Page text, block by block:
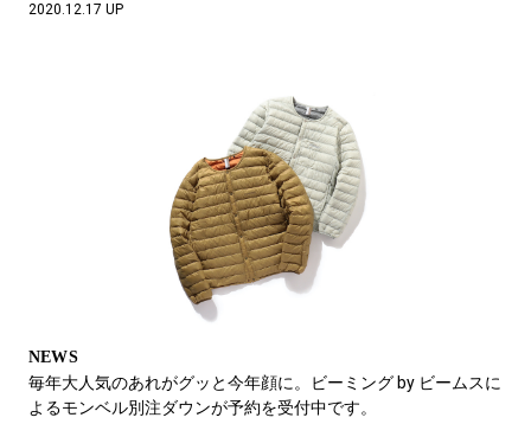
2020.12.17 UP
NEWS
毎年大人気のあれがグッと今年顔に。ビーミング by ビームスに
よるモンベル別注ダウンが予約を受付中です。